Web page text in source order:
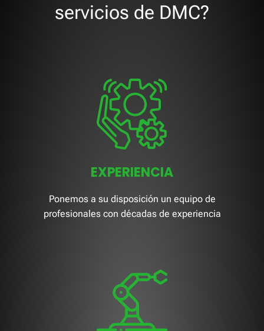
servicios de DMC?
EXPERIENCIA
Ponemos a su disposición un equipo de
profesionales con décadas de experiencia